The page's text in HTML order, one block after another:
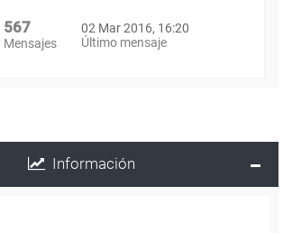
567
Mensajes
02 Mar 2016, 16:20
Último mensaje
Información